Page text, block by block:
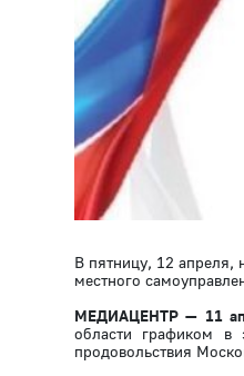
В пятницу, 12 апреля,
местного
МЕДИАЦЕНТР — 11
области графиком в
продовольствия